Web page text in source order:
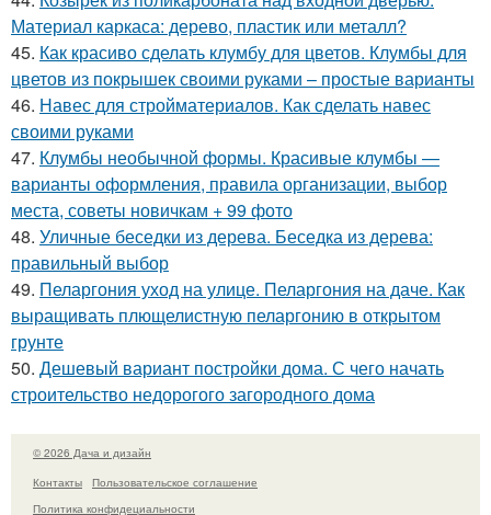
Материал каркаса: дерево, пластик или металл?
45. Как красиво сделать клумбу для цветов. Клумбы для
цветов из покрышек своими руками – простые варианты
46. Навес для стройматериалов. Как сделать навес
своими руками
47. Клумбы необычной формы. Красивые клумбы —
варианты оформления, правила организации, выбор
места, советы новичкам + 99 фото
48. Уличные беседки из дерева. Беседка из дерева:
правильный выбор
49. Пеларгония уход на улице. Пеларгония на даче. Как
выращивать плющелистную пеларгонию в открытом
грунте
50. Дешевый вариант постройки дома. С чего начать
строительство недорогого загородного дома
© 2026 Дача и дизайн
Контакты
Пользовательское соглашение
Политика конфидециальности